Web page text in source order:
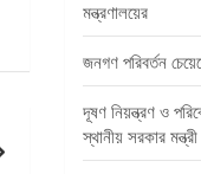
মন্ত্রণালয়ের
জনগণ পরিবর্তন
দূষণ নিয়ন্ত্রণ ও
স্থানীয় সরকার মন্ত্রী